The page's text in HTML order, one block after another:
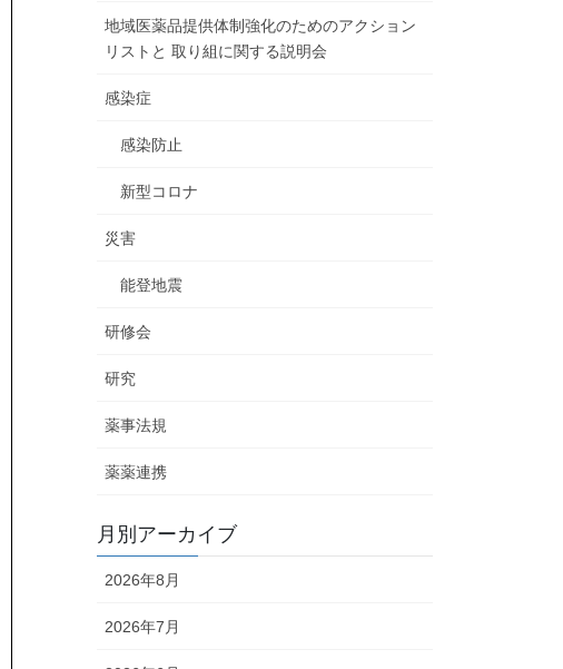
地域医薬品提供体制強化のためのアクション
リストと 取り組に関する説明会
感染症
感染防止
新型コロナ
災害
能登地震
研修会
研究
薬事法規
薬薬連携
月別アーカイブ
2026年8月
2026年7月